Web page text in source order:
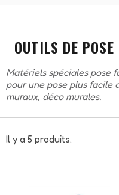
OUTILS DE POSE
Matériels spéciales pose
pour une pose plus facile
muraux, déco murales.
Il y a 5 produits.